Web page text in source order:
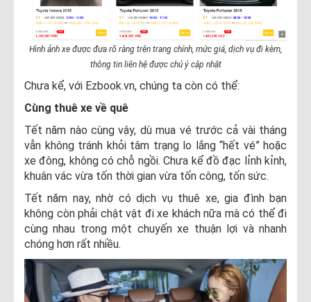
Hình ảnh xe được đưa rõ ràng trên trang chính, mức giá, dịch vụ đi kèm,
thông tin liên hệ được chú ý cập nhật
Chưa kể, với Ezbook.vn, chúng ta còn có thể:
Cùng thuê xe về quê
Tết năm nào cùng vậy, dù mua vé trước cả vài tháng
vẫn không tránh khỏi tâm trạng lo lắng “hết vé” hoặc
xe đông, không có chỗ ngồi. Chưa kể đồ đạc lỉnh kỉnh,
khuân vác vừa tốn thời gian vừa tốn công, tốn sức.
Tết năm nay, nhờ có dịch vụ thuê xe, gia đình bạn
không còn phải chật vật đi xe khách nữa mà có thể đi
cùng nhau trong một chuyến xe thuận lợi và nhanh
chóng hơn rất nhiều.